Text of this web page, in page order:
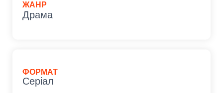
ЖАНР
Драма
ФОРМАТ
Серіал